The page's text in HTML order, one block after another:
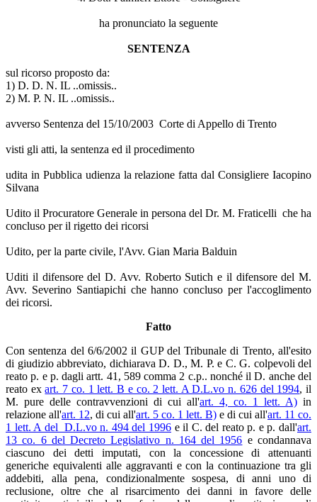
ha pronunciato la seguente
SENTENZA
sul ricorso proposto da:
1) D. D. N. IL ..omissis..
2) M. P. N. IL ..omissis..
avverso Sentenza del 15/10/2003 Corte di Appello di Trento
visti gli atti, la sentenza ed il procedimento
udita in Pubblica udienza la relazione fatta dal Consigliere Iacopino
Silvana
Udito il Procuratore Generale in persona del Dr. M. Fraticelli che ha
concluso per il rigetto dei ricorsi
Udito, per la parte civile, l'Avv. Gian Maria Balduin
Uditi il difensore del D. Avv. Roberto Sutich e il difensore del M.
Avv. Severino Santiapichi che hanno concluso per l'accoglimento
dei ricorsi.
Fatto
Con sentenza del 6/6/2002 il GUP del Tribunale di Trento, all'esito
di giudizio abbreviato, dichiarava D. D., M. P. e C. G. colpevoli del
reato p. e p. dagli artt. 41, 589 comma 2 c.p.. nonché il D. anche del
reato exart. 7 co. 1 lett. B e co. 2 lett. A D.L.vo n. 626 del 1994, il
M. pure delle contravvenzioni di cui all'art. 4, co. 1 lett. A) in
relazione all'art. 12, di cui all'art. 5 co. 1 lett. B) e di cui all'art. 11 co.
1 lett. A del D.L.vo n. 494 del 1996 e il C. del reato p. e p. dall'art.
13 co. 6 del Decreto Legislativo n. 164 del 1956 e condannava
ciascuno dei detti imputati, con la concessione di attenuanti
generiche equivalenti alle aggravanti e con la continuazione tra gli
addebiti, alla pena, condizionalmente sospesa, di anni uno di
reclusione, oltre che al risarcimento dei danni in favore delle